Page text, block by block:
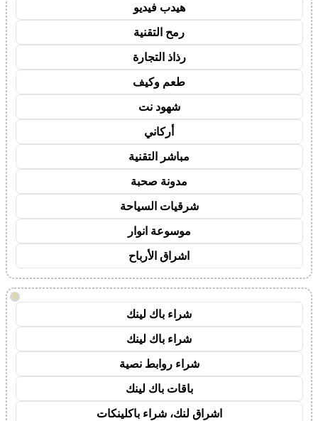
هيدب فيديو
رمح التقنية
رذاذ التجارة
طعم وكيف
شهود نت
أركاني
مباشر التقنية
مدونة صحبة
شرقيات السياحة
موسوعة انوار
اشراق الأرباح
!
شراء باك لينك
شراء باك لينك
شراء روابط نصية
باقات باك لينك
اشراق لنك، شراء باكلينكات